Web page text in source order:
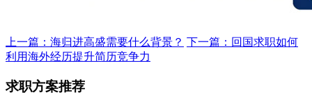
上一篇：海归进高盛需要什么背景？ 下一篇：回国求职如何
利用海外经历提升简历竞争力
求职方案推荐